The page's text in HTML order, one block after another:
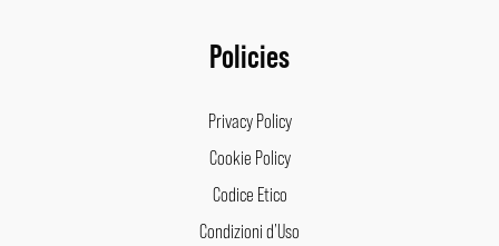
Policies
Privacy Policy
Cookie Policy
Codice Etico
Condizioni d’Uso